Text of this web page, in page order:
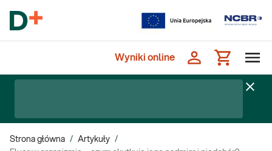
Wyniki online
Strona główna / Artykuły /